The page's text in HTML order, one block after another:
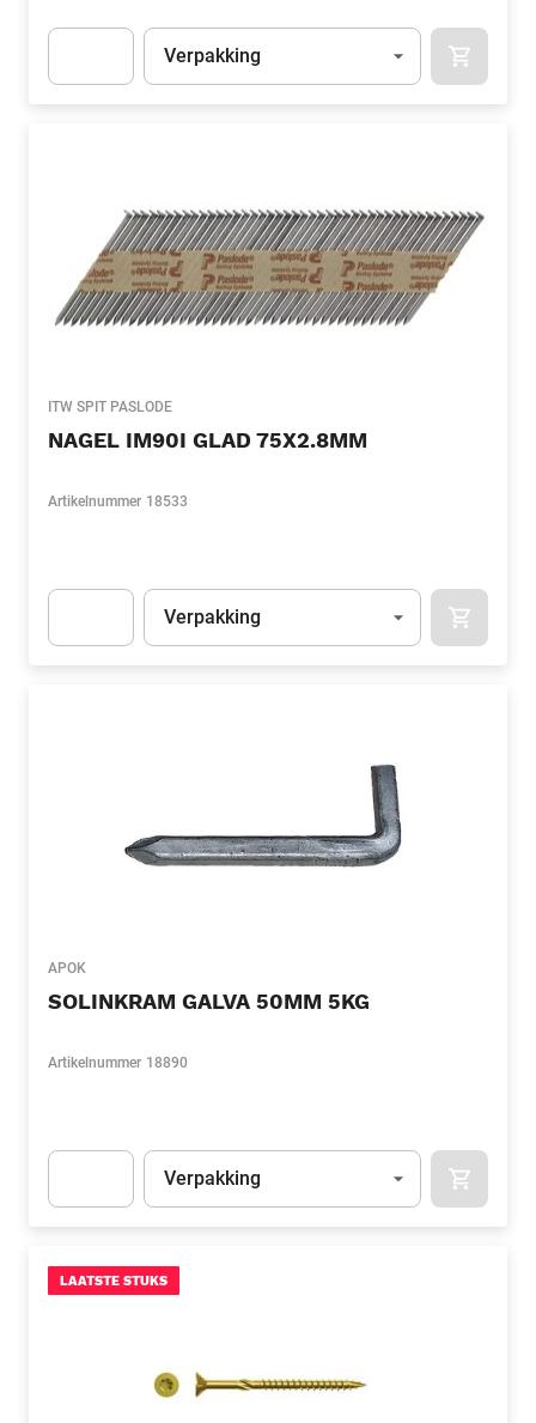
Eenheid
Verpakking
ITW SPIT PASLODE
NAGEL IM90I GLAD 75X2.8MM
Artikelnummer 18533
Eenheid
Verpakking
APOK
SOLINKRAM GALVA 50MM 5KG
Artikelnummer 18890
Eenheid
Verpakking
LAATSTE STUKS